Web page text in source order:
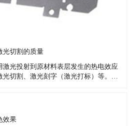
光切割的质量
光投射到原材料表层发生的热电效应
切割、激光刻字（激光打标）等。现
节省注塑模具投资：塑料激光切割加
效果